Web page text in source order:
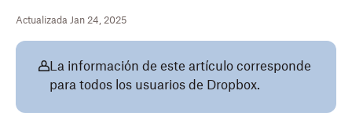
Actualizada Jan 24, 2025
La información de este artículo corresponde
para todos los usuarios de Dropbox.